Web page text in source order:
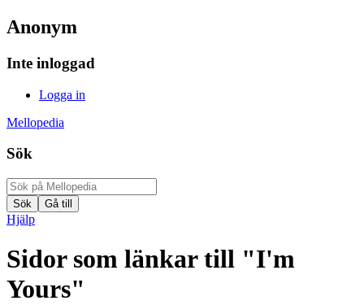
Anonym
Inte inloggad
Logga in
Mellopedia
Sök
Hjälp
Sidor som länkar till "I'm
Yours"